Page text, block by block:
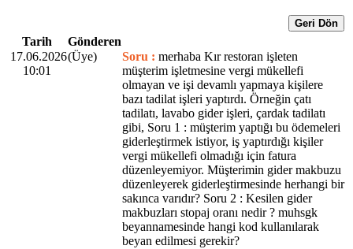
Geri Dön
Tarih
Gönderen
17.06.2026
10:01
(Üye) Soru : merhaba Kır restoran işleten
müşterim işletmesine vergi mükellefi
olmayan ve işi devamlı yapmaya kişilere
bazı tadilat işleri yaptırdı. Örneğin çatı
tadilatı, lavabo gider işleri, çardak tadilatı
gibi, Soru 1 : müşterim yaptığı bu ödemeleri
giderleştirmek istiyor, iş yaptırdığı kişiler
vergi mükellefi olmadığı için fatura
düzenleyemiyor. Müşterimin gider makbuzu
düzenleyerek giderleştirmesinde herhangi bir
sakınca varıdır? Soru 2 : Kesilen gider
makbuzları stopaj oranı nedir ? muhsgk
beyannamesinde hangi kod kullanılarak
beyan edilmesi gerekir?